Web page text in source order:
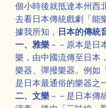
個小時後就抵達本州西
去看日本傳統戲劇「能
據我所知， 日本的傳統
一、雅樂 －－原本是日
樂，由中國流傳至日本
樂器、彈撥樂器。例如
是日本最通俗的樂器之
二、文樂 －－是日本傳